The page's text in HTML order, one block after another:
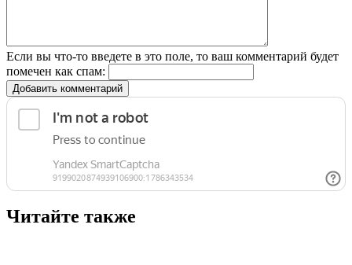
Если вы что-то введете в это поле, то ваш комментарий будет
помечен как спам:
Добавить комментарий
Читайте также